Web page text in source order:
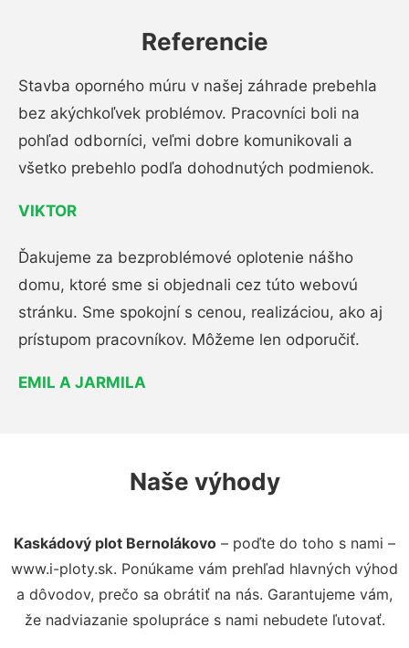
Referencie
Stavba oporného múru v našej záhrade prebehla
bez akýchkoľvek problémov. Pracovníci boli na
pohľad odborníci, veľmi dobre komunikovali a
všetko prebehlo podľa dohodnutých podmienok.
VIKTOR
Ďakujeme za bezproblémové oplotenie nášho
domu, ktoré sme si objednali cez túto webovú
stránku. Sme spokojní s cenou, realizáciou, ako aj
prístupom pracovníkov. Môžeme len odporučiť.
EMIL A JARMILA
Naše výhody
Kaskádový plot Bernolákovo – poďte do toho s nami –
www.i-ploty.sk. Ponúkame vám prehľad hlavných výhod
a dôvodov, prečo sa obrátiť na nás. Garantujeme vám,
že nadviazanie spolupráce s nami nebudete ľutovať.